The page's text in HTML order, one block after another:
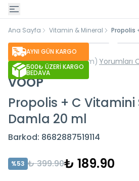
Ana Sayfa Vitamin & Mineral Propolis
AYNI GÜN KARGO
500₺ ÜZERİ KARGO
BEDAVA
(182 Yorum) Yorumları
VOOP
Propolis + C
Damla 20 ml
Barkod: 8682887519114
%53 ₺ 399.90₺ 189.90